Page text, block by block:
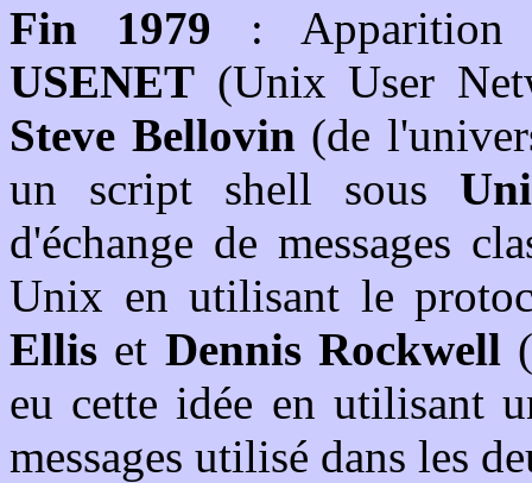
Fin 1979 : Apparition
USENET (Unix User
Steve Bellovin (de
un script shell sous
d'échange de messages
Unix en utilisant le
Ellis et Dennis Rockwell
eu cette idée en utilisant
messages utilisé dans les